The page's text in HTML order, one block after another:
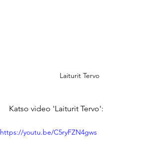
Laiturit Tervo
Katso video 'Laiturit Tervo':
https://youtu.be/C5ryFZN4gws